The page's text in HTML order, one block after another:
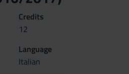
Credits
12
Language
Italian